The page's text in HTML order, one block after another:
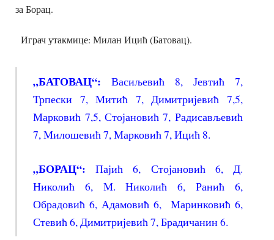
за Борац.
Играч утакмице: Милан Ицић (Батовац).
„БАТОВАЦ“: Васиљевић 8, Јевтић 7,
Трпески 7, Митић 7, Димитријевић 7,5,
Марковић 7,5, Стојановић 7, Радисављевић
7, Милошевић 7, Марковић 7, Ицић 8.
„БОРАЦ“: Пајић 6, Стојановић 6, Д.
Николић 6, М. Николић 6, Ранић 6,
Обрадовић 6, Адамовић 6, Маринковић 6,
Стевић 6, Димитријевић 7, Брадичанин 6.